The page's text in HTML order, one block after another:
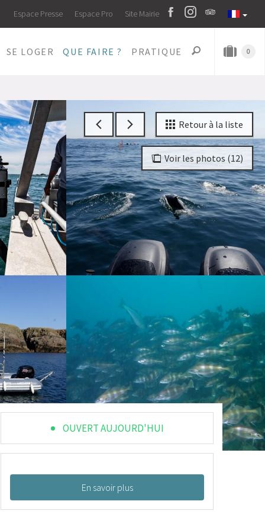
Espace Presse Espace Pro Site Mairie
SE LOGER QUE FAIRE ? PRATIQUE 0
Voir les photos (12)
Retour à la liste
OUVERT AUJOURD'HUI
En savoir plus